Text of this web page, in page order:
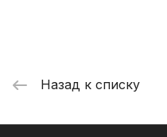
Назад к списку